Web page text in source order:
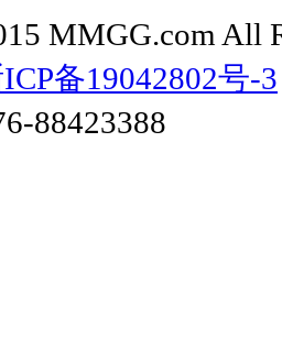
MMGG.com All
备19042802号-3
88423388